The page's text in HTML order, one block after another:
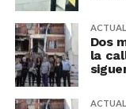
Dos
la